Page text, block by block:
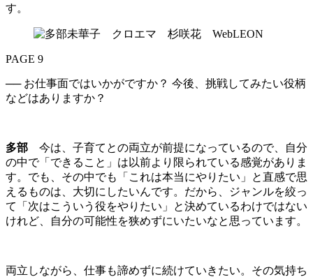
す。
PAGE 9
── お仕事面ではいかがですか？ 今後、挑戦してみたい役柄
などはありますか？
多部 今は、子育てとの両立が前提になっているので、自分
の中で「できること」は以前より限られている感覚がありま
す。でも、その中でも「これは本当にやりたい」と直感で思
えるものは、大切にしたいんです。だから、ジャンルを絞っ
て「次はこういう役をやりたい」と決めているわけではない
けれど、自分の可能性を狭めずにいたいなと思っています。
両立しながら、仕事も諦めずに続けていきたい。その気持ち